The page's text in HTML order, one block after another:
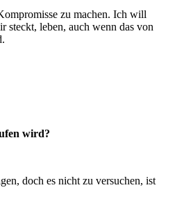
zu machen. Ich will
steckt, leben, auch wenn das von
wird?
doch es nicht zu versuchen, ist